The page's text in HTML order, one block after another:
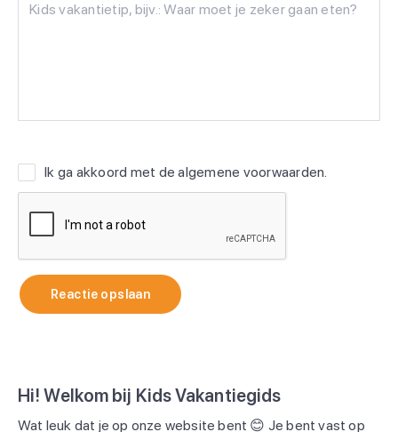
Ik ga akkoord met dealgemene voorwaarden.
Reactie opslaan
Hi! Welkom bij Kids Vakantiegids
Wat leuk dat je op onze website bent 😊 Je bent vast op